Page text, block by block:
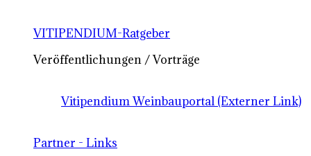
VITIPENDIUM-Ratgeber
Veröffentlichungen / Vorträge
Vitipendium Weinbauportal (Externer Link)
Partner - Links